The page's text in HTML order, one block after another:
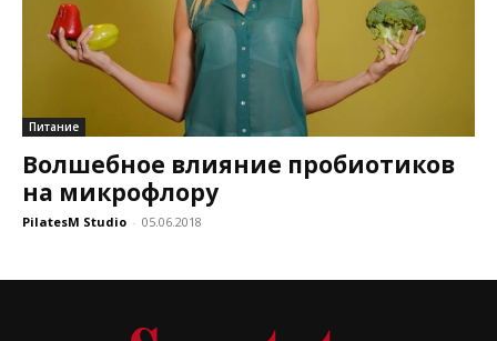
Питание
Волшебное влияние пробиотиков
на микрофлору
PilatesM Studio - 05.06.2018